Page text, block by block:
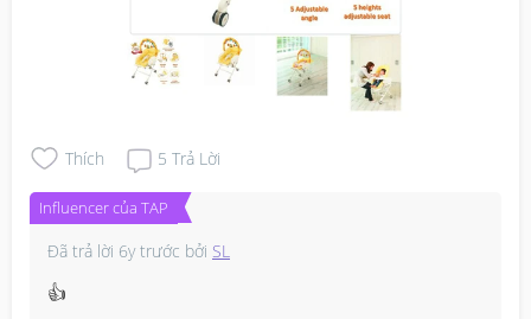
Thích 5 Trả Lời
Influencer của TAP
Đã trả lời 6y trước bởi SL
👍